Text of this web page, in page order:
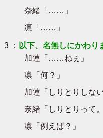
奈緒「……」
凛「……」
3 ： 以下、名無しにかわ
加蓮「……ねぇ」
凛「何？」
加蓮「しりとりしない
奈緒「しりとりって
凛「例えば？」